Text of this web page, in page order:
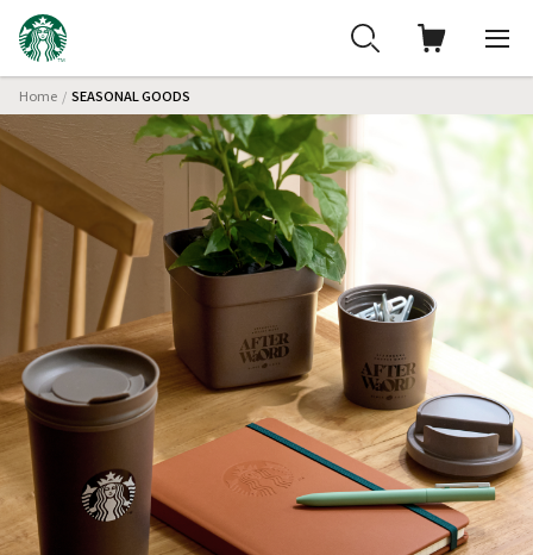
Home SEASONAL GOODS